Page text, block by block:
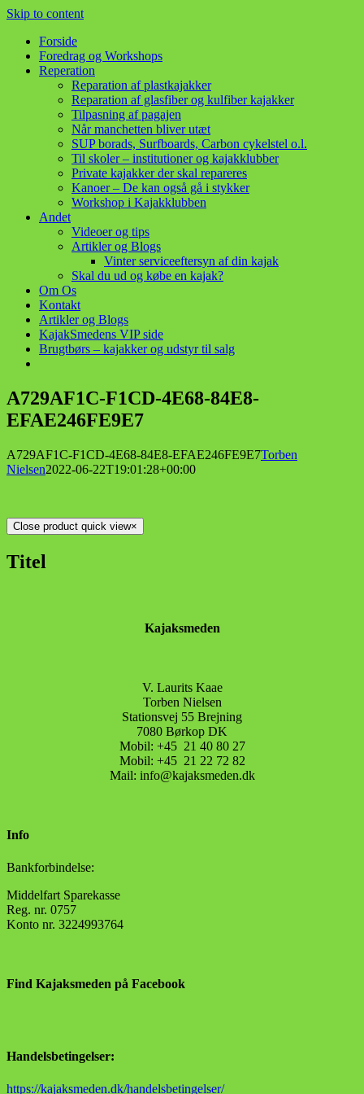
Skip to content
Forside
Foredrag og Workshops
Reperation
Reparation af plastkajakker
Reparation af glasfiber og kulfiber kajakker
Tilpasning af pagajen
Når manchetten bliver utæt
SUP borads, Surfboards, Carbon cykelstel o.l.
Til skoler – institutioner og kajakklubber
Private kajakker der skal repareres
Kanoer – De kan også gå i stykker
Workshop i Kajakklubben
Andet
Videoer og tips
Artikler og Blogs
Vinter serviceeftersyn af din kajak
Skal du ud og købe en kajak?
Om Os
Kontakt
Artikler og Blogs
KajakSmedens VIP side
Brugtbørs – kajakker og udstyr til salg
A729AF1C-F1CD-4E68-84E8-
EFAE246FE9E7
A729AF1C-F1CD-4E68-84E8-EFAE246FE9E7Torben
Nielsen2022-06-22T19:01:28+00:00
Close product quick view×
Titel
Kajaksmeden
V. Laurits Kaae
Torben Nielsen
Stationsvej 55 Brejning
7080 Børkop DK
Mobil: +45 21 40 80 27
Mobil: +45 21 22 72 82
Mail: info@kajaksmeden.dk
Info
Bankforbindelse:
Middelfart Sparekasse
Reg. nr. 0757
Konto nr. 3224993764
Find Kajaksmeden på Facebook
Handelsbetingelser:
https://kajaksmeden.dk/handelsbetingelser/